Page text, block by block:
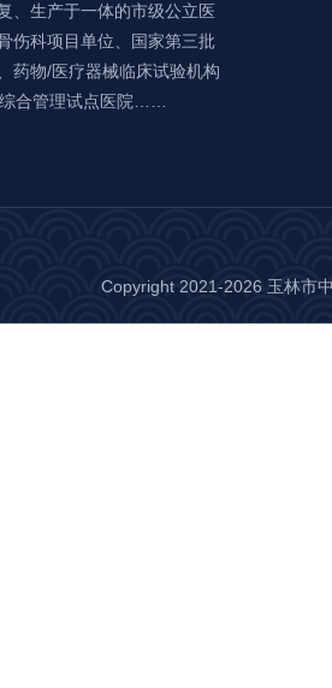
、生产于一体的市级公立医
伤科项目单位、国家第三批
药物/医疗器械临床试验机构
合管理试点医院……
Copyright 2021-2026 玉林市